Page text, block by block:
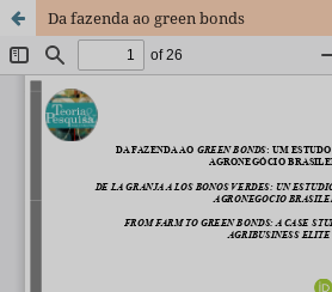
Da fazenda ao green bonds